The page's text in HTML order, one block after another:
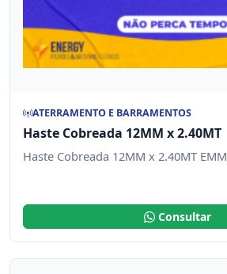
ATERRAMENTO E BARRAMENTOS
Haste Cobreada 12MM x 2.40MT
Haste Cobreada 12MM x 2.40MT EMM
Consultar